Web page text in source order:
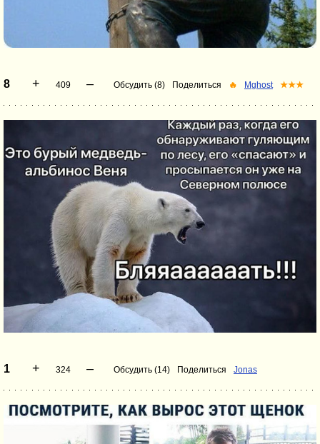
8 + 409 – Обсудить (8) Поделиться 🔥 Mghost ★★★
1 + 324 – Обсудить (14) Поделиться Jonas